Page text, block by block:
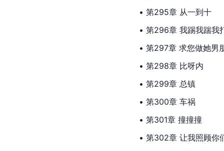
• 第295章 从一到十
• 第296章 我踢我踹我
• 第297章 求您做她男
• 第298章 比呀内
• 第299章 总镇
• 第300章 车祸
• 第301章 撞撞撞
• 第302章 让我照顾你